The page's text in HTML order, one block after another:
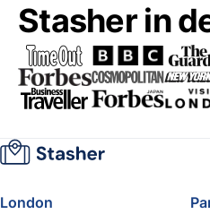
Stasher in
London